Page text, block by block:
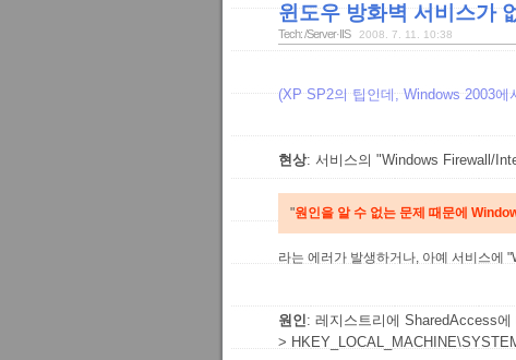
윈도우 방화벽 서비스가
Tech: /Server·IIS 2008. 7. 11. 10:38
(XP SP2의 팁인데, Windows 2003에
현상: 서비스의 "Windows Firewall/
"원인을 알 수 없는 문제 때문에
라는 에러가 발생하거나, 아예 서비스에
원인: 레지스트리에 SharedAccess
>